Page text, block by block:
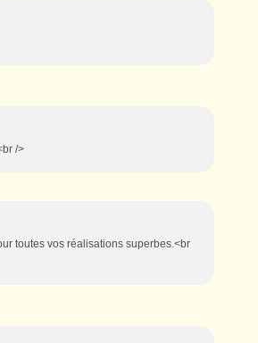
/>
toutes vos réalisations superbes.<br